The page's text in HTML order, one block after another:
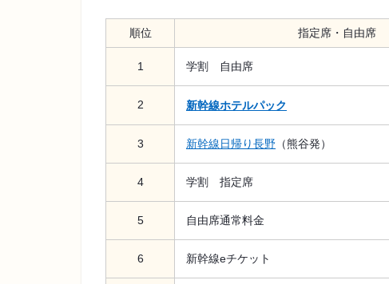
順位 指定席・自由席
1 学割 自由席
2 新幹線ホテルパック
3 新幹線日帰り長野 （熊谷発）
4 学割 指定席
5 自由席通常料金
6 新幹線eチケット